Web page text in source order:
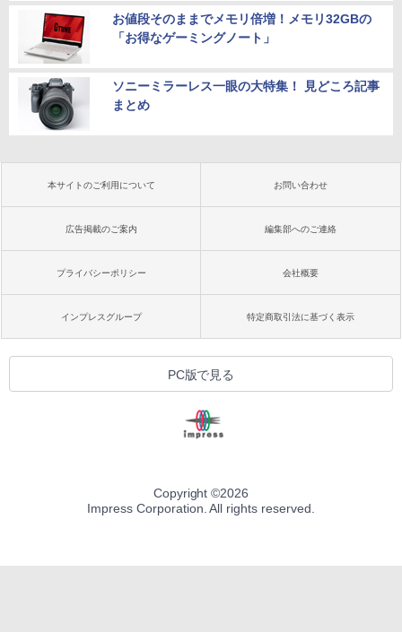
お値段そのままでメモリ倍増！メモリ32GBの
「お得なゲーミングノート」
ソニーミラーレス一眼の大特集！ 見どころ記事
まとめ
本サイトのご利用について お問い合わせ
広告掲載のご案内 編集部へのご連絡
プライバシーポリシー 会社概要
インプレスグループ 特定商取引法に基づく表示
PC版で見る
Copyright ©2026
Impress Corporation. All rights reserved.